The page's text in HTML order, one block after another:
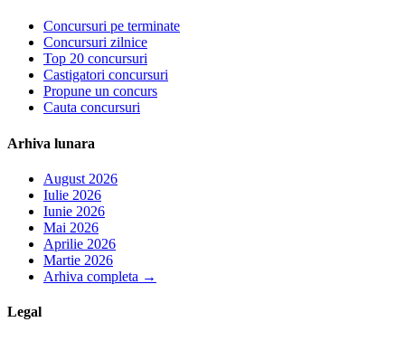
Concursuri pe terminate
Concursuri zilnice
Top 20 concursuri
Castigatori concursuri
Propune un concurs
Cauta concursuri
Arhiva lunara
August 2026
Iulie 2026
Iunie 2026
Mai 2026
Aprilie 2026
Martie 2026
Arhiva completa →
Legal